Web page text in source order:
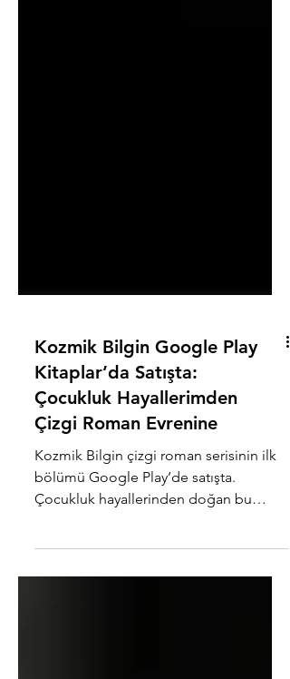
Kozmik Bilgin Google Play
Kitaplar’da Satışta:
Çocukluk Hayallerimden
Çizgi Roman Evrenine
Kozmik Bilgin çizgi roman serisinin ilk
bölümü Google Play’de satışta.
kozmik macerayı aynı evrende